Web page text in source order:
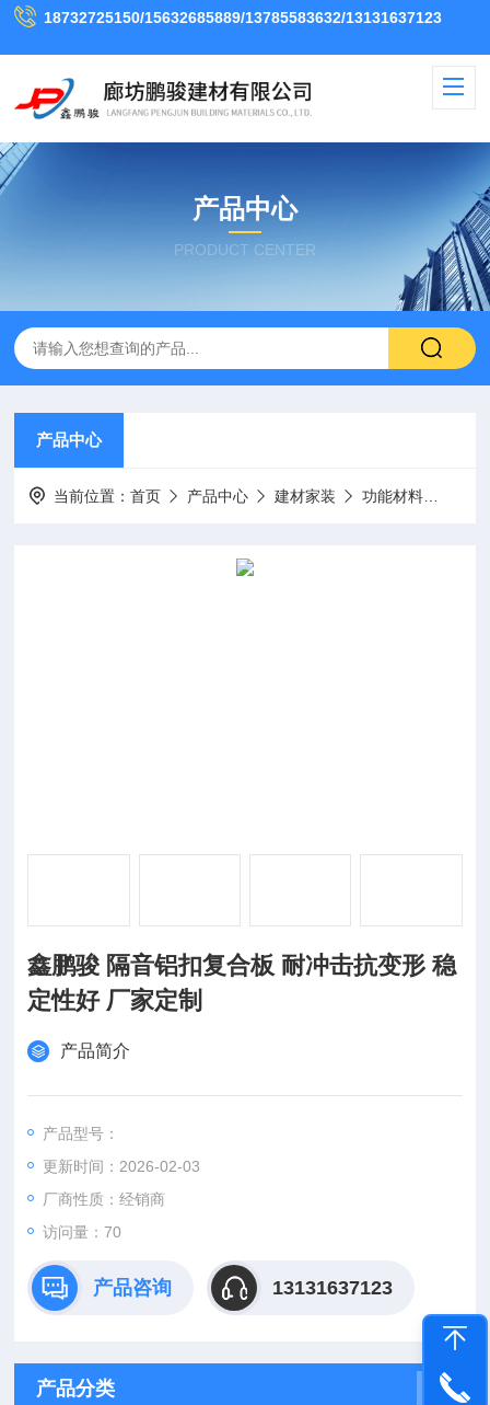
18732725150/15632685889/13785583632/13131637123
产品中心
PRODUCT CENTER
产品中心
当前位置：首页 产品中心 建材家装 功能材料
鑫鹏骏 隔音铝扣复合板 耐冲击抗变形 稳
定性好 厂家定制
产品简介
产品型号：
更新时间：2026-02-03
厂商性质：经销商
访问量：70
产品咨询 13131637123
产品分类